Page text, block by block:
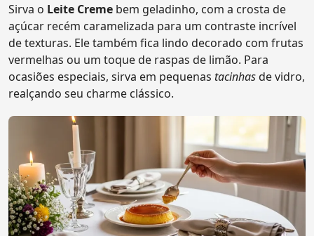
Sirva o Leite Creme bem geladinho, com a crosta de
açúcar recém caramelizada para um contraste incrível
de texturas. Ele também fica lindo decorado com frutas
vermelhas ou um toque de raspas de limão. Para
ocasiões especiais, sirva em pequenas tacinhasde vidro,
realçando seu charme clássico.